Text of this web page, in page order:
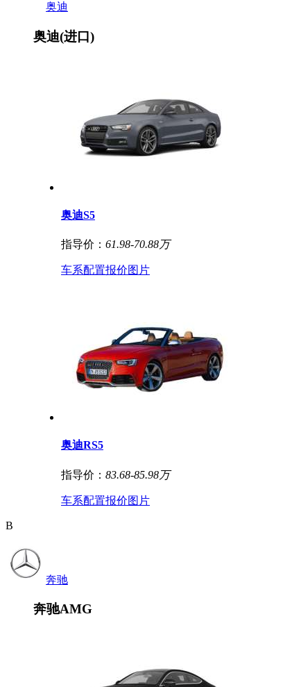
奥迪
奥迪(进口)
奥迪S5
指导价： 61.98-70.88万
车系配置报价图片
奥迪RS5
指导价： 83.68-85.98万
车系配置报价图片
B
奔驰
奔驰AMG